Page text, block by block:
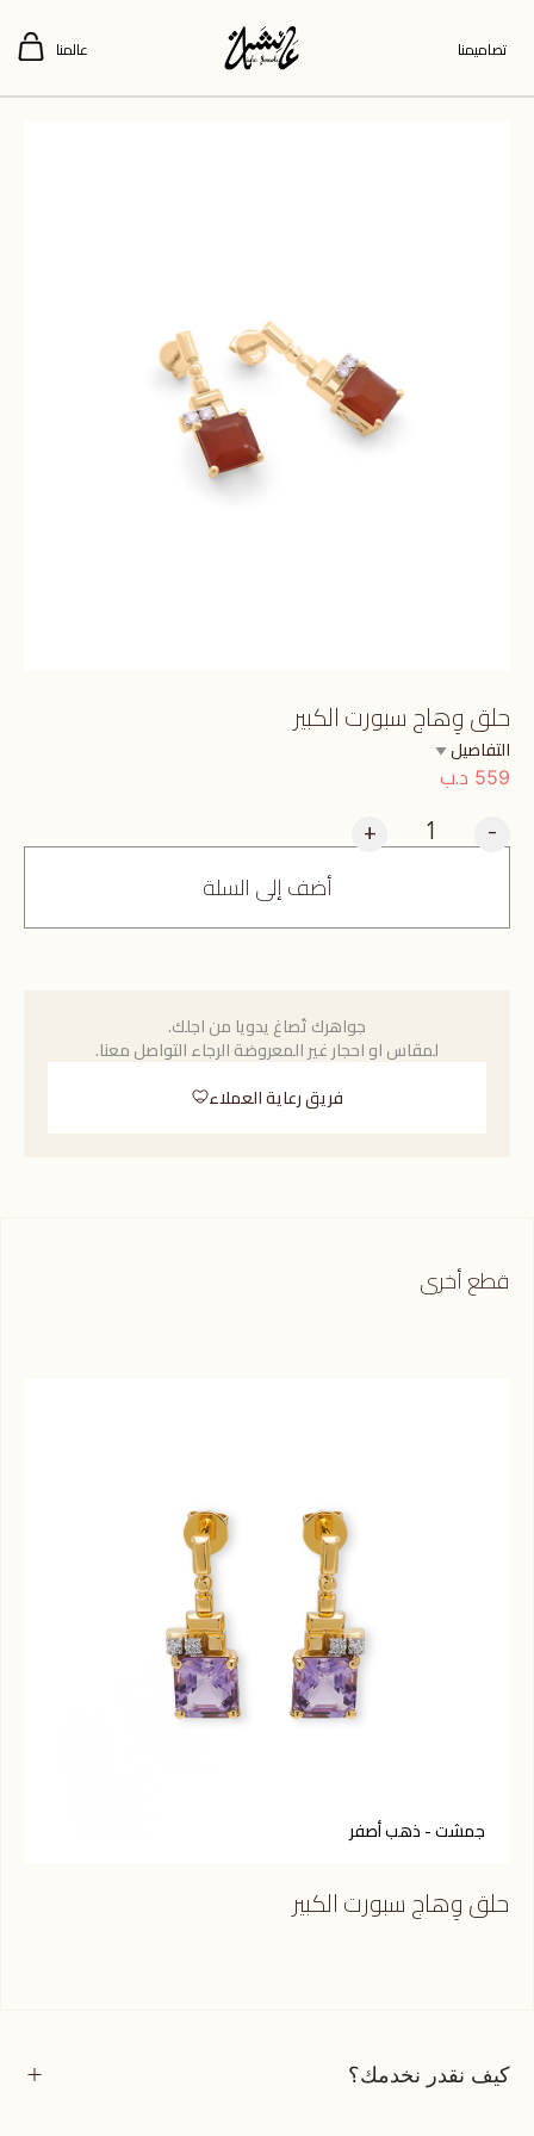
تصاميمنا عالمنا
حلق وِهاج سبورت الكبير
التفاصيل
559 د.ب
-
+
أضف إلى السلة
جواهرك تُصاغ يدويا من اجلك.
لمقاس او احجار غير المعروضة الرجاء التواصل معنا.
فريق رعاية العملاء
قطع أخرى
جمشت - ذهب أصفر
حلق وِهاج سبورت الكبير
كيف نقدر نخدمك؟